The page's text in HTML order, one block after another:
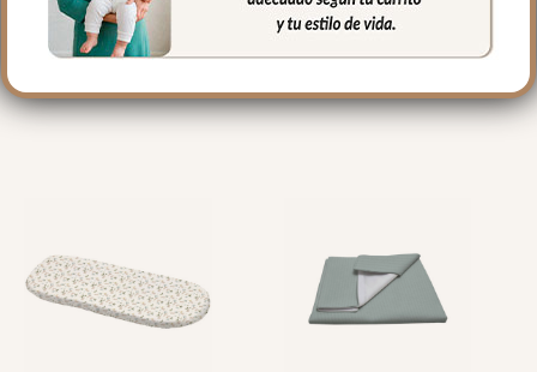
RELACIONADOS